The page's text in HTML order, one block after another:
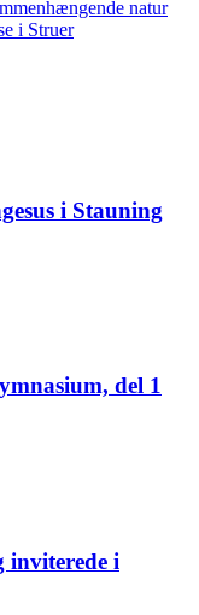
natur
i Struer
i Stauning
del 1
inviterede i